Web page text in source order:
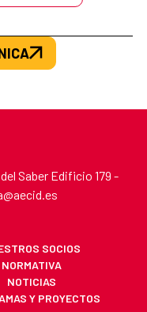
Saber Edificio 179 -
SOCIOS
NORMATIVA
NOTICIAS
Y PROYECTOS